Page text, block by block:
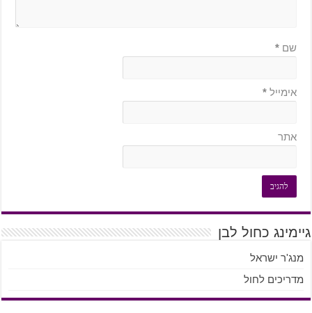
שם *
אימייל *
אתר
גיימינג כחול לבן
מנג'ר ישראל
מדריכים לחול